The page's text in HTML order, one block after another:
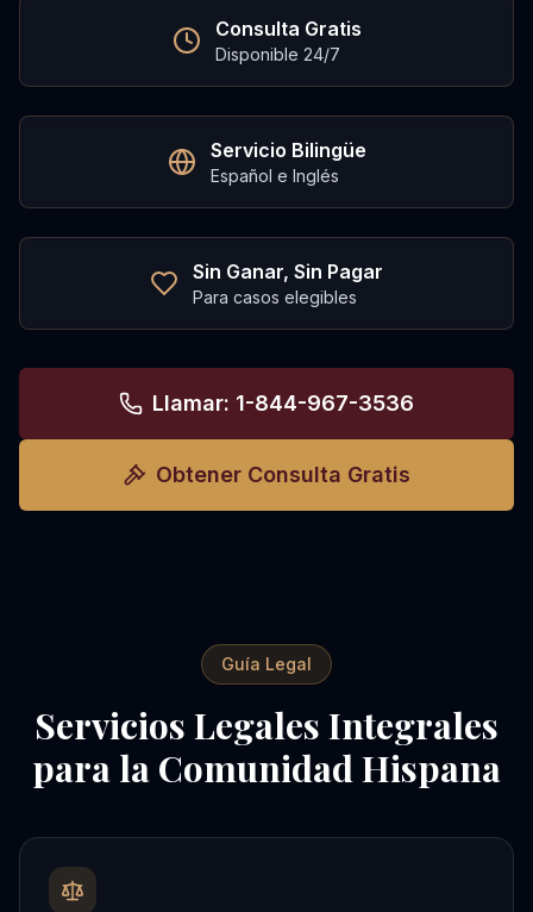
Consulta Gratis
Disponible 24/7
Servicio Bilingüe
Español e Inglés
Sin Ganar, Sin Pagar
Para casos elegibles
Llamar: 1-844-967-3536
Obtener Consulta Gratis
Guía Legal
Servicios Legales Integrales
para la Comunidad Hispana